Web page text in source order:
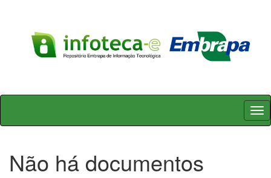
Skip
Não há documentos